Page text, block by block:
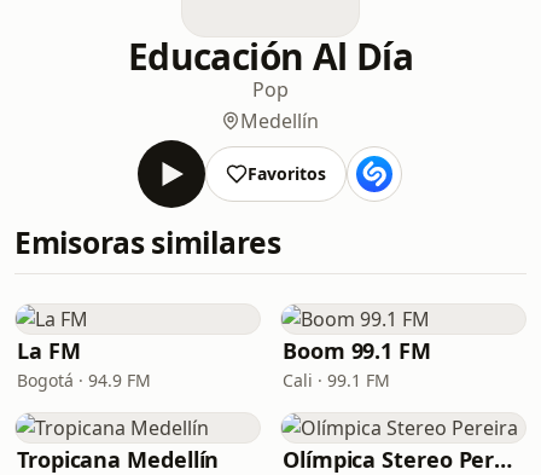
Educación Al Día
Pop
Medellín
Favoritos
Emisoras similares
La FM
Bogotá · 94.9 FM
Boom 99.1 FM
Cali · 99.1 FM
Tropicana Medellín Olímpica Stereo Pereira